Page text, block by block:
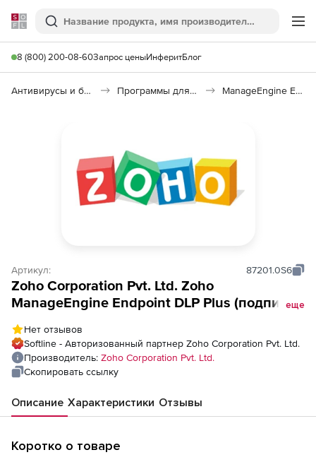
Softline
Поиск
8 (800) 200-08-60Запрос ценыИнферитБлог
Антивирусы и безопасность Программы для защиты информации ManageEngine Endpoint DLP Plus
Артикул: 87201.0S6
Zoho Corporation Pvt. Ltd. Zoho
ManageEngine Endpoint DLP Plus (подписка
5000 Workstations
еще
Нет отзывов
Softline - Авторизованный партнер Zoho Corporation Pvt. Ltd.
Производитель: Zoho Corporation Pvt. Ltd.
Скопировать ссылку
Описание Характеристики Отзывы
Коротко о товаре